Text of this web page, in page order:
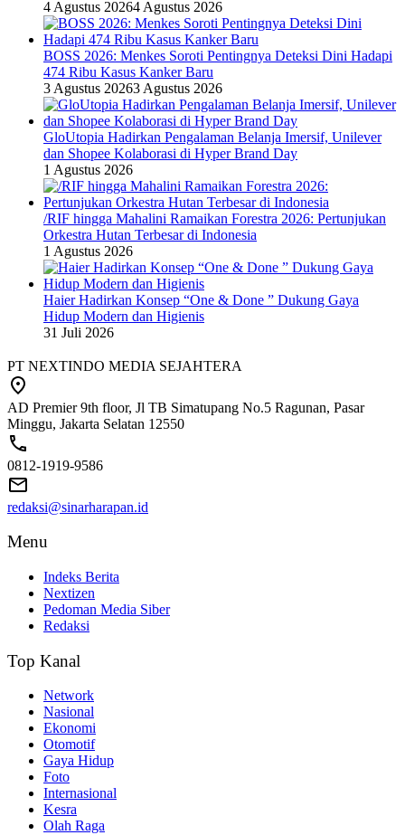
4 Agustus 20264 Agustus 2026
BOSS 2026: Menkes Soroti Pentingnya Deteksi Dini Hadapi
474 Ribu Kasus Kanker Baru
3 Agustus 20263 Agustus 2026
GloUtopia Hadirkan Pengalaman Belanja Imersif, Unilever
dan Shopee Kolaborasi di Hyper Brand Day
1 Agustus 2026
/RIF hingga Mahalini Ramaikan Forestra 2026: Pertunjukan
Orkestra Hutan Terbesar di Indonesia
1 Agustus 2026
Haier Hadirkan Konsep “One & Done ” Dukung Gaya
Hidup Modern dan Higienis
31 Juli 2026
PT NEXTINDO MEDIA SEJAHTERA
AD Premier 9th floor, Jl TB Simatupang No.5 Ragunan, Pasar
Minggu, Jakarta Selatan 12550
0812-1919-9586
redaksi@sinarharapan.id
Menu
Indeks Berita
Nextizen
Pedoman Media Siber
Redaksi
Top Kanal
Network
Nasional
Ekonomi
Otomotif
Gaya Hidup
Foto
Internasional
Kesra
Olah Raga